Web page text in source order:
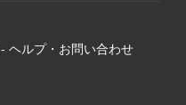
- ヘルプ・お問い合わせ